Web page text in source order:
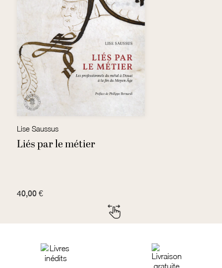
Lise Saussus
Liés par le métier
40,00 €